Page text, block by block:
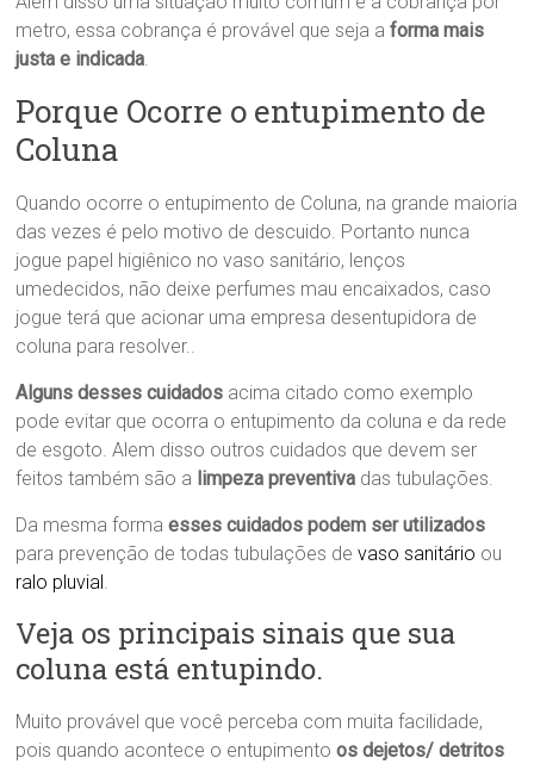
metro, essa cobrança é provável que seja aforma mais
justa e indicada.
Porque Ocorre o entupimento de
Coluna
Quando ocorre o entupimento de Coluna, na grande maioria
das vezes é pelo motivo de descuido. Portanto nunca
jogue papel higiênico no vaso sanitário, lenços
umedecidos, não deixe perfumes mau encaixados, caso
jogue terá que acionar uma empresa desentupidora de
coluna para resolver..
Alguns desses cuidados acima citado como exemplo
pode evitar que ocorra o entupimento da coluna e da rede
de esgoto. Alem disso outros cuidados que devem ser
feitos também são a limpeza preventiva das tubulações.
Da mesma formaesses cuidados podem ser utilizados
para prevenção de todas tubulações devaso sanitário ou
ralo pluvial .
Veja os principais sinais que sua
coluna está entupindo.
Muito provável que você perceba com muita facilidade,
pois quando acontece o entupimentoos dejetos/ detritos